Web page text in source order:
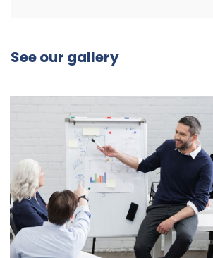
See our gallery